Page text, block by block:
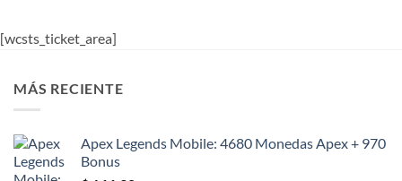
[wcsts_ticket_area]
MÁS RECIENTE
Apex Legends Mobile: 4680 Monedas Apex + 970
Bonus